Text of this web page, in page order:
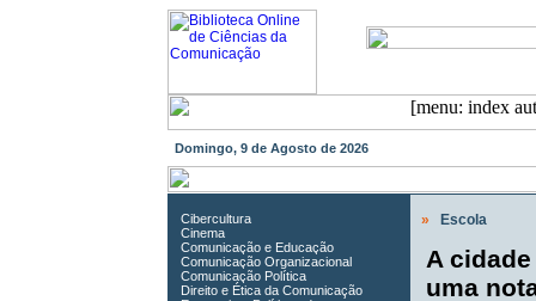
Domingo, 9 de Agosto de 2026
Cibercultura
Cinema
Comunicação e Educação
Comunicação Organizacional
Comunicação Política
Direito e Ética da Comunicação
» Escola
A
uma